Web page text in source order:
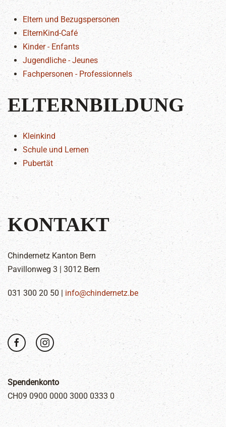
Eltern und Bezugspersonen
ElternKind-Café
Kinder - Enfants
Jugendliche - Jeunes
Fachpersonen - Professionnels
ELTERNBILDUNG
Kleinkind
Schule und Lernen
Pubertät
KONTAKT
Chindernetz Kanton Bern
Pavillonweg 3 | 3012 Bern
031 300 20 50 | info@chindernetz.be
Spendenkonto
CH09 0900 0000 3000 0333 0